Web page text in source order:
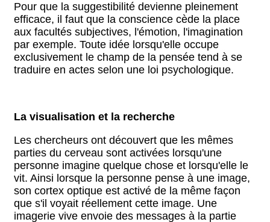
Pour que la suggestibilité devienne pleinement
efficace, il faut que la conscience cède la place
aux facultés subjectives, l'émotion, l'imagination
par exemple. Toute idée lorsqu'elle occupe
exclusivement le champ de la pensée tend à se
traduire en actes selon une loi psychologique.
La visualisation et la recherche
Les chercheurs ont découvert que les mêmes
parties du cerveau sont activées lorsqu'une
personne imagine quelque chose et lorsqu'elle le
vit. Ainsi lorsque la personne pense à une image,
son cortex optique est activé de la même façon
que s'il voyait réellement cette image. Une
imagerie vive envoie des messages à la partie